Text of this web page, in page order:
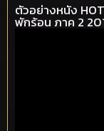
ตัวอย่างหนัง
พักร้อน ภาค 2